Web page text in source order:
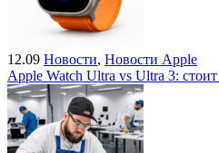
12.09 Новости, Новости Apple
Apple Watch Ultra vs Ultra 3: стоит